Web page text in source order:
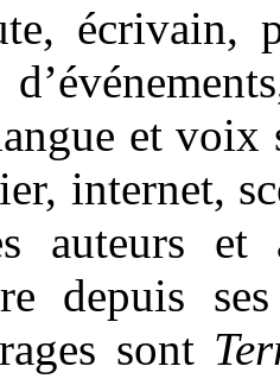
écrivain,
et voix
internet,
auteurs
depuis
sont